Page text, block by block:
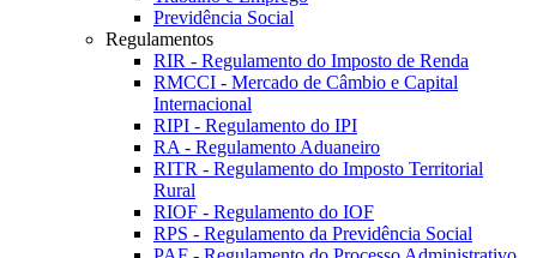
Previdência Social
Regulamentos
RIR - Regulamento do Imposto de Renda
RMCCI - Mercado de Câmbio e Capital
Internacional
RIPI - Regulamento do IPI
RA - Regulamento Aduaneiro
RITR - Regulamento do Imposto Territorial
Rural
RIOF - Regulamento do IOF
RPS - Regulamento da Previdência Social